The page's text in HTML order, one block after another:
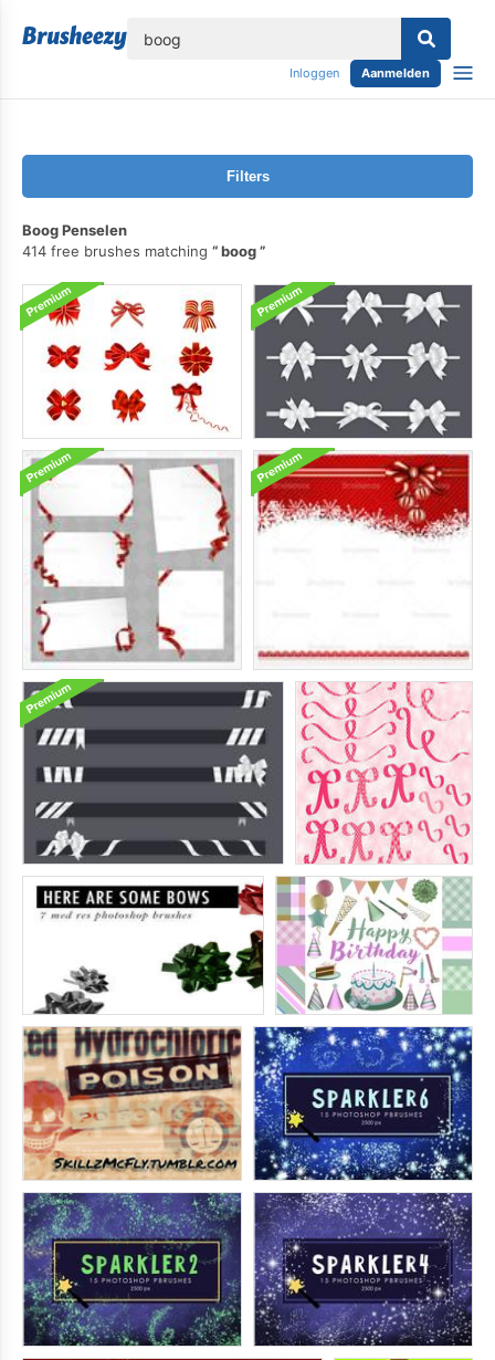
Inloggen Aanmelden
Filters
Boog Penselen
414 free brushes matching
boog